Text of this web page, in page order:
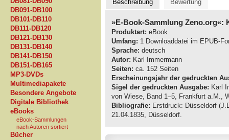
DB091-DB100
DB101-DB110
DB111-DB120
DB121-DB130
DB131-DB140
DB141-DB150
DB151-DB165
MP3-DVDs
Multimediapakete
Besondere Angebote
Digitale Bibliothek
eBooks
eBook-Sammlungen
nach Autoren sortiert
Bücher
Beschreibung Bewertung
»E-Book-Sammlung Zeno.org«:
Produktart: eBook
Umfang: 1 Downloaddatei im EPUB-
Sprache: deutsch
Autor: Karl Immermann
Seiten: ca. 152 Seiten
Erscheinungsjahr der gedruckten
Sigel der gedruckten Ausgabe: Karl
von Wiese, Band 1–5, Frankfurt a.M.,
Bibliografie: Erstdruck: Düsseldorf
21.04.1835, Düsseldorf.